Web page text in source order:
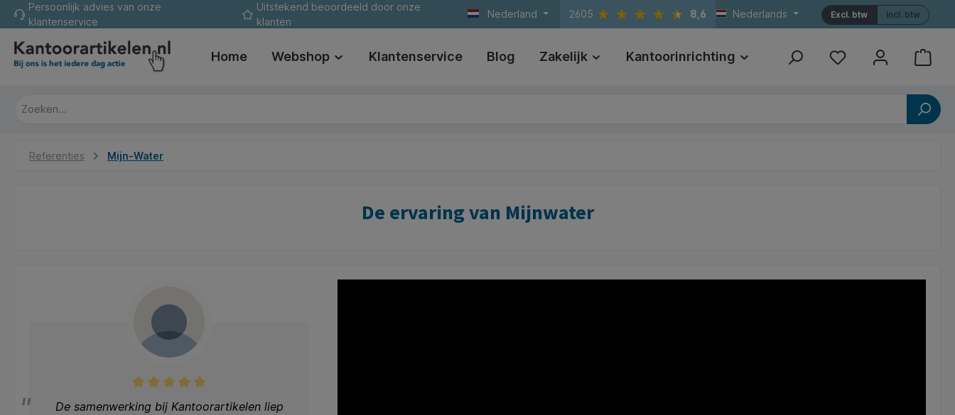
Ga naar de hoofdnavigatie
Persoonlijk advies van onze
klantenservice
Uitstekend beoordeeld door onze
klanten
Nederland 2605 8,6 Nederlands Incl. btw
Excl. btw
Home Webshop Klantenservice Blog Zakelijk Kantoorinrichting Print Referenties
Referenties Mijn-Water
De ervaring van Mijnwater
De samenwerking bij Kantoorartikelen liep